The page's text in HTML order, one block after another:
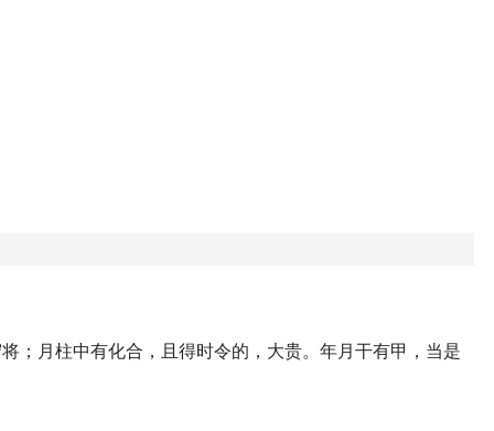
；月柱中有化合，且得时令的，大贵。年月干有甲，当是